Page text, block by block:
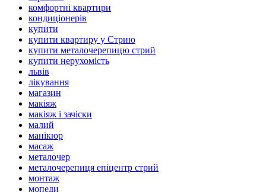
комфортні квартири
кондиціонерів
купити
купити квартиру у Стрию
купити металочерепицю стрий
купити нерухомість
львів
лікування
магазин
макіяж
макіяж і зачіски
малий
манікюр
масаж
металочер
металочерепиця епіцентр стрий
монтаж
мопеди